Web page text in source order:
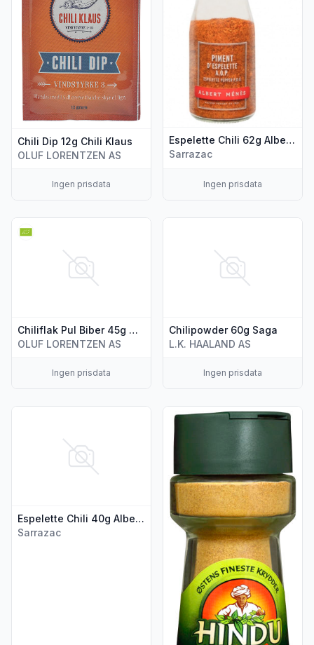
Chili Dip 12g Chili Klaus
OLUF LORENTZEN AS
Ingen prisdata
Espelette Chili 62g Albert Ménès
Sarrazac
Ingen prisdata
Chiliflak Pul Biber 45g Mill & Mortar
OLUF LORENTZEN AS
Ingen prisdata
Vis flere detaljer for produktet "Chiliflak Pul Biber 45g Mill &
Chilipowder 60g Saga
L.K. HAALAND AS
Ingen prisdata
Espelette Chili 40g Albert Ménès
Sarrazac
Vis flere detaljer for produktet "Espelette Chili 40g Albert
Vis flere detaljer for